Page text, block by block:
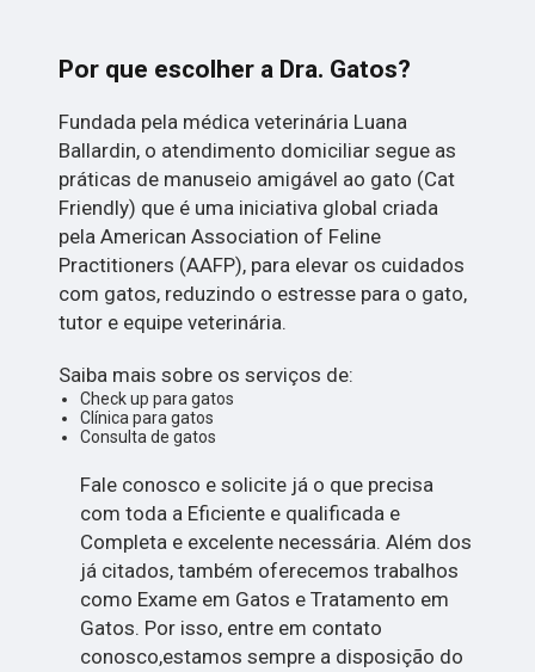
Por que escolher a Dra. Gatos?
Fundada pela médica veterinária Luana
Ballardin, o atendimento domiciliar segue as
práticas de manuseio amigável ao gato (Cat
Friendly) que é uma iniciativa global criada
pela American Association of Feline
Practitioners (AAFP), para elevar os cuidados
com gatos, reduzindo o estresse para o gato,
tutor e equipe veterinária.
Saiba mais sobre os serviços de:
Check up para gatos
Clínica para gatos
Consulta de gatos
Fale conosco e solicite já o que precisa
com toda a Eficiente e qualificada e
Completa e excelente necessária. Além dos
já citados, também oferecemos trabalhos
como Exame em Gatos e Tratamento em
Gatos. Por isso, entre em contato
conosco,estamos sempre a disposição do